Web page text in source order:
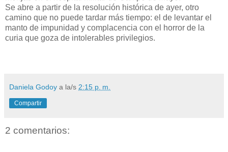
Se abre a partir de la resolución histórica de ayer, otro
camino que no puede tardar más tiempo: el de levantar el
manto de impunidad y complacencia con el horror de la
curia que goza de intolerables privilegios.
Daniela Godoy a la/s 2:15 p. m.
Compartir
2 comentarios: